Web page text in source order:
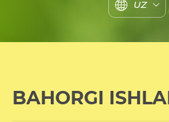
UZ
BAHORGI